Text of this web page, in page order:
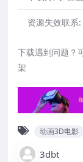
资源失效联系:
下载遇到问题？
架
动画3D电影
3dbt